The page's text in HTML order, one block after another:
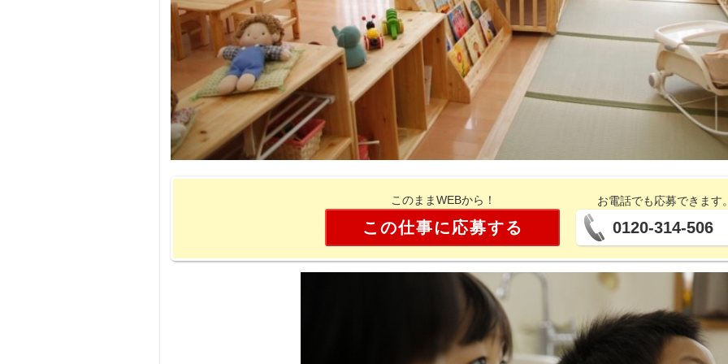
このままWEBから！
この仕事に応募する
お電話でも応募できます
0120-314-506